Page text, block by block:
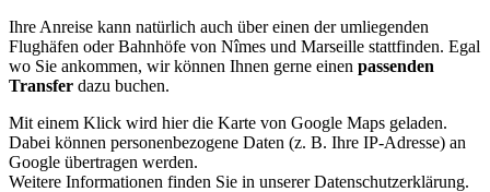
Ihre Anreise kann natürlich auch über einen der umliegenden
Flughäfen oder Bahnhöfe von Nîmes und Marseille stattfinden. Egal
wo Sie ankommen, wir können Ihnen gerne einen passenden
Transfer dazu buchen.
Mit einem Klick wird hier die Karte von Google Maps geladen.
Dabei können personenbezogene Daten (z. B. Ihre IP-Adresse) an
Google übertragen werden.
Weitere Informationen finden Sie in unserer Datenschutzerklärung.